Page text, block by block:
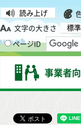
読み上げ
文字の大きさ
標準
ページID
事業者